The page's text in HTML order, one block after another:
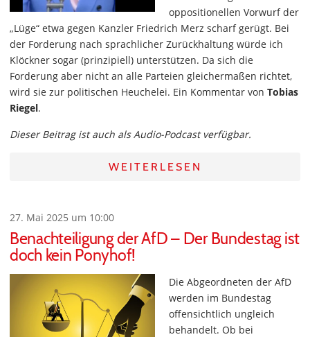
oppositionellen Vorwurf der
„Lüge“ etwa gegen Kanzler Friedrich Merz scharf gerügt. Bei
der Forderung nach sprachlicher Zurückhaltung würde ich
Klöckner sogar (prinzipiell) unterstützen. Da sich die
Forderung aber nicht an alle Parteien gleichermaßen richtet,
wird sie zur politischen Heuchelei. Ein Kommentar von Tobias
Riegel.
Dieser Beitrag ist auch als Audio-Podcast verfügbar.
WEITERLESEN
27. Mai 2025 um 10:00
Benachteiligung der AfD – Der Bundestag ist
doch kein Ponyhof!
Die Abgeordneten der AfD
werden im Bundestag
offensichtlich ungleich
behandelt. Ob bei